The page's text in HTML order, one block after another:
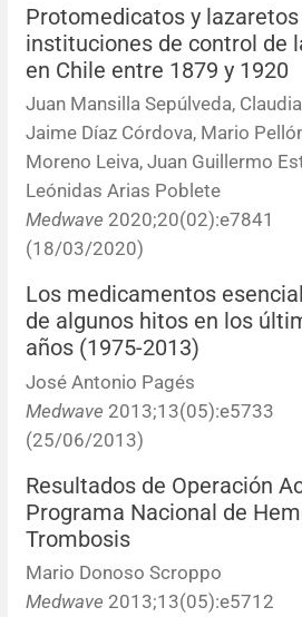
Patrocinadores y
Editores
Comité editorial
Resúmenes de congresos
Noticias
Protomedicatos y
instituciones de control de
en Chile entre 1879 y 1920
Juan Mansilla Sepúlveda,
Jaime Díaz Córdova, Mario
Moreno Leiva, Juan Guillermo
Leónidas Arias Poblete
Medwave 2020;20(02):e7841
(18/03/2020)
Los medicamentos
de algunos hitos en los
años (1975-2013)
José Antonio Pagés
Medwave 2013;13(05):e5733
(25/06/2013)
Resultados de Operación
Programa Nacional de
Trombosis
Mario Donoso Scroppo
Medwave 2013;13(05):e5712